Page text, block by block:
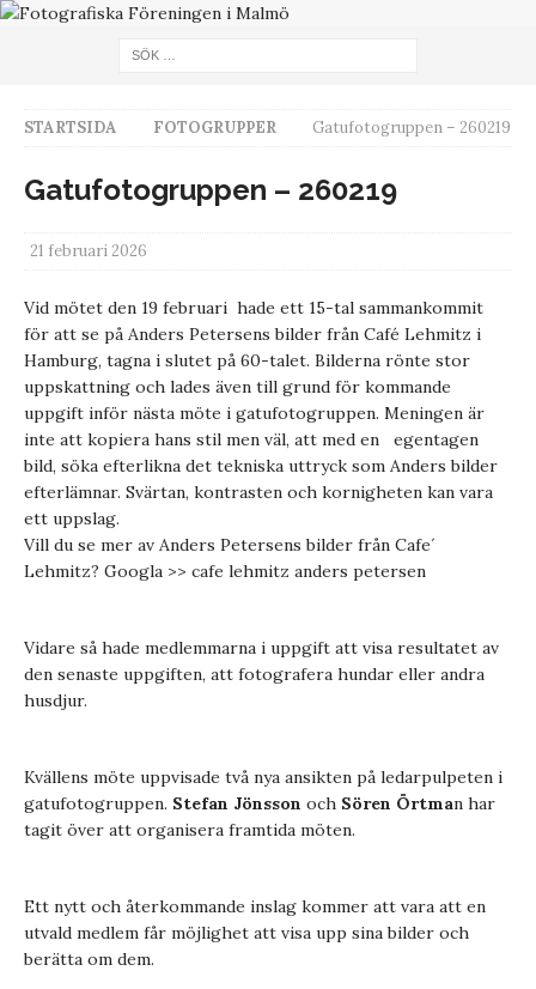
STARTSIDA FOTOGRUPPER Gatufotogruppen – 260219
Gatufotogruppen – 260219
21 februari 2026
Vid mötet den 19 februari hade ett 15-tal sammankommit
för att se på Anders Petersens bilder från Café Lehmitz i
Hamburg, tagna i slutet på 60-talet. Bilderna rönte stor
uppskattning och lades även till grund för kommande
uppgift inför nästa möte i gatufotogruppen. Meningen är
inte att kopiera hans stil men väl, att med en egentagen
bild, söka efterlikna det tekniska uttryck som Anders bilder
efterlämnar. Svärtan, kontrasten och kornigheten kan vara
ett uppslag.
Vill du se mer av Anders Petersens bilder från Cafe´
Lehmitz? Googla >> cafe lehmitz anders petersen
Vidare så hade medlemmarna i uppgift att visa resultatet av
den senaste uppgiften, att fotografera hundar eller andra
husdjur.
Kvällens möte uppvisade två nya ansikten på ledarpulpeten i
gatufotogruppen. Stefan Jönsson och Sören Örtman har
tagit över att organisera framtida möten.
Ett nytt och återkommande inslag kommer att vara att en
utvald medlem får möjlighet att visa upp sina bilder och
berätta om dem.